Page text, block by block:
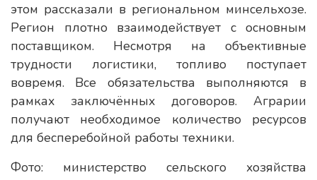
этом рассказали в региональном минсельхозе.
Регион плотно взаимодействует с основным
поставщиком. Несмотря на объективные
трудности логистики, топливо поступает
вовремя. Все обязательства выполняются в
рамках заключённых договоров. Аграрии
получают необходимое количество ресурсов
для бесперебойной работы техники.
Фото: министерство сельского хозяйства